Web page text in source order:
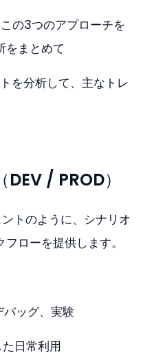
3つのアプローチを
をまとめて
を分析して、主なトレ
/ PROD）
トのように、シナリオ
ローを提供します。
ッグ、実験
日常利用